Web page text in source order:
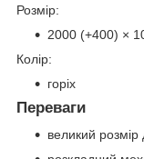
Розмір:
2000 (+400) ×
Колір:
горіх
Переваги
великий розмір